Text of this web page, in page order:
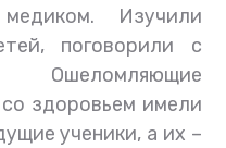
Изучили
поговорили с
Ошеломляющие
здоровьем имели
ученики, а их –